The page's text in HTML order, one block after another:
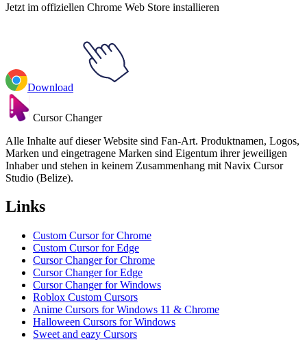
Jetzt im offiziellen Chrome Web Store installieren
Download
Cursor Changer
Alle Inhalte auf dieser Website sind Fan-Art. Produktnamen, Logos,
Marken und eingetragene Marken sind Eigentum ihrer jeweiligen
Inhaber und stehen in keinem Zusammenhang mit Navix Cursor
Studio (Belize).
Links
Custom Cursor for Chrome
Custom Cursor for Edge
Cursor Changer for Chrome
Cursor Changer for Edge
Cursor Changer for Windows
Roblox Custom Cursors
Anime Cursors for Windows 11 & Chrome
Halloween Cursors for Windows
Sweet and eazy Cursors